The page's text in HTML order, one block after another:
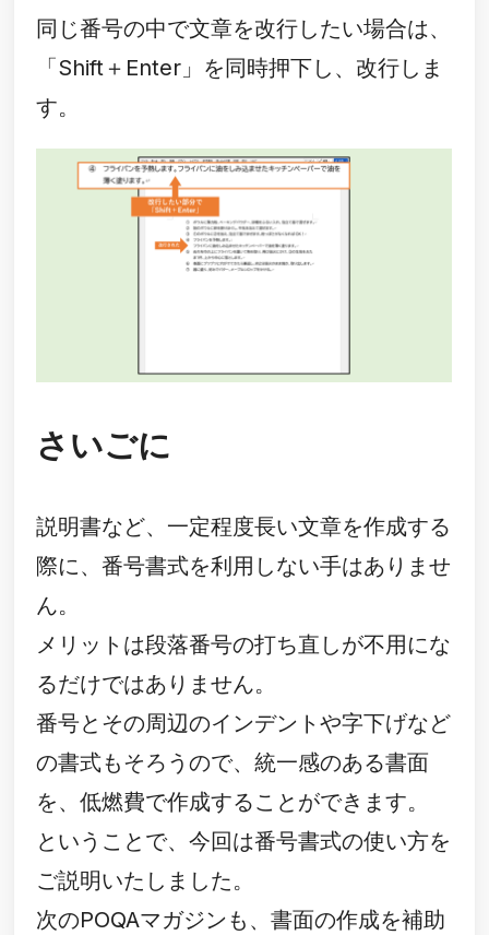
同じ番号の中で文章を改行したい場合は、
「Shift＋Enter」を同時押下し、改行しま
す。
さいごに
説明書など、一定程度長い文章を作成する
際に、番号書式を利用しない手はありませ
ん。
メリットは段落番号の打ち直しが不用にな
るだけではありません。
番号とその周辺のインデントや字下げなど
の書式もそろうので、統一感のある書面
を、低燃費で作成することができます。
ということで、今回は番号書式の使い方を
ご説明いたしました。
次のPOQAマガジンも、書面の作成を補助